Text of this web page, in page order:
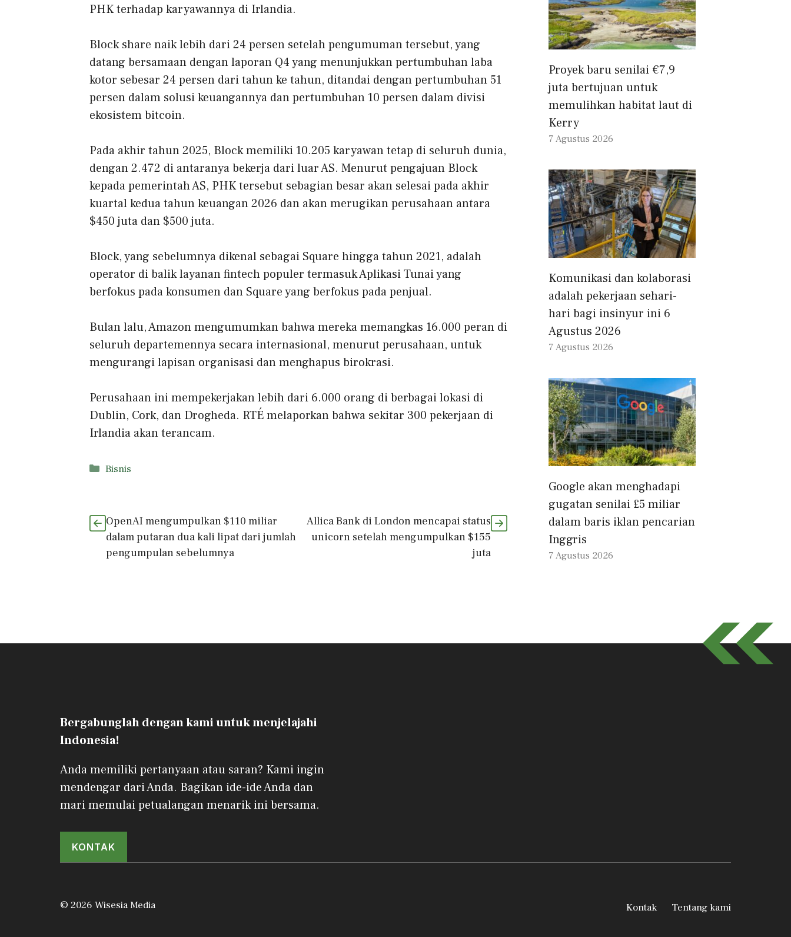
PHK terhadap karyawannya di Irlandia.
Block share naik lebih dari 24 persen setelah pengumuman tersebut, yang
datang bersamaan dengan laporan Q4 yang menunjukkan pertumbuhan laba
kotor sebesar 24 persen dari tahun ke tahun, ditandai dengan pertumbuhan 51
persen dalam solusi keuangannya dan pertumbuhan 10 persen dalam divisi
ekosistem bitcoin.
Pada akhir tahun 2025, Block memiliki 10.205 karyawan tetap di seluruh dunia,
dengan 2.472 di antaranya bekerja dari luar AS. Menurut pengajuan Block
kepada pemerintah AS, PHK tersebut sebagian besar akan selesai pada akhir
kuartal kedua tahun keuangan 2026 dan akan merugikan perusahaan antara
$450 juta dan $500 juta.
Block, yang sebelumnya dikenal sebagai Square hingga tahun 2021, adalah
operator di balik layanan fintech populer termasuk Aplikasi Tunai yang
berfokus pada konsumen dan Square yang berfokus pada penjual.
Bulan lalu, Amazon mengumumkan bahwa mereka memangkas 16.000 peran di
seluruh departemennya secara internasional, menurut perusahaan, untuk
mengurangi lapisan organisasi dan menghapus birokrasi.
Perusahaan ini mempekerjakan lebih dari 6.000 orang di berbagai lokasi di
Dublin, Cork, dan Drogheda. RTÉ melaporkan bahwa sekitar 300 pekerjaan di
Irlandia akan terancam.
Kategori
Bisnis
OpenAI mengumpulkan $110 miliar
dalam putaran dua kali lipat dari jumlah
pengumpulan sebelumnya
Allica Bank di London mencapai status
unicorn setelah mengumpulkan $155
juta
Proyek baru senilai €7,9
juta bertujuan untuk
memulihkan habitat laut di
Kerry
7 Agustus 2026
Komunikasi dan kolaborasi
adalah pekerjaan sehari-
hari bagi insinyur ini 6
Agustus 2026
7 Agustus 2026
Google akan menghadapi
gugatan senilai £5 miliar
dalam baris iklan pencarian
Inggris
7 Agustus 2026
Bergabunglah dengan kami untuk menjelajahi
Indonesia!
Anda memiliki pertanyaan atau saran? Kami ingin
mendengar dari Anda. Bagikan ide-ide Anda dan
mari memulai petualangan menarik ini bersama.
KONTAK
© 2026 Wisesia Media Kontak Tentang kami